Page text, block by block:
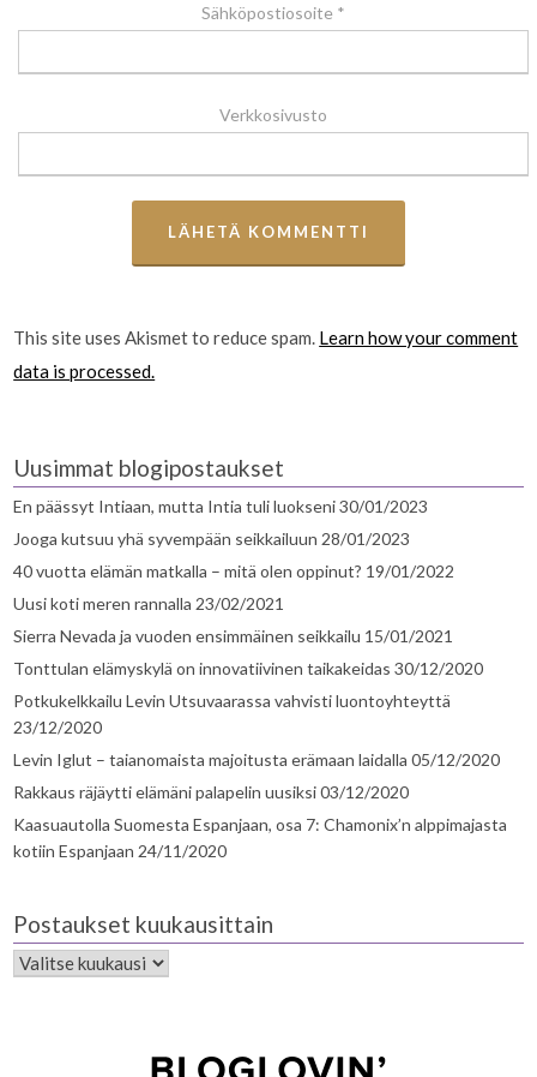
Sähköpostiosoite *
Verkkosivusto
This site uses Akismet to reduce spam. Learn how your comment
data is processed.
Uusimmat blogipostaukset
En päässyt Intiaan, mutta Intia tuli luokseni30/01/2023
Jooga kutsuu yhä syvempään seikkailuun 28/01/2023
40 vuotta elämän matkalla – mitä olen oppinut? 19/01/2022
Uusi koti meren rannalla 23/02/2021
Sierra Nevada ja vuoden ensimmäinen seikkailu 15/01/2021
Tonttulan elämyskylä on innovatiivinen taikakeidas 30/12/2020
Potkukelkkailu Levin Utsuvaarassa vahvisti luontoyhteyttä
23/12/2020
Levin Iglut – taianomaista majoitusta erämaan laidalla 05/12/2020
Rakkaus räjäytti elämäni palapelin uusiksi03/12/2020
Kaasuautolla Suomesta Espanjaan, osa 7: Chamonix’n alppimajasta
kotiin Espanjaan 24/11/2020
Postaukset kuukausittain